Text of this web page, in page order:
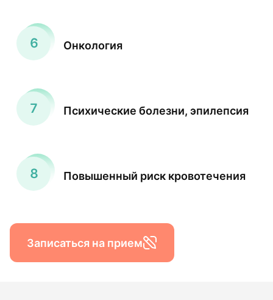
Онкология
Психические болезни, эпилепсия
Повышенный риск кровотечения
Записаться на прием